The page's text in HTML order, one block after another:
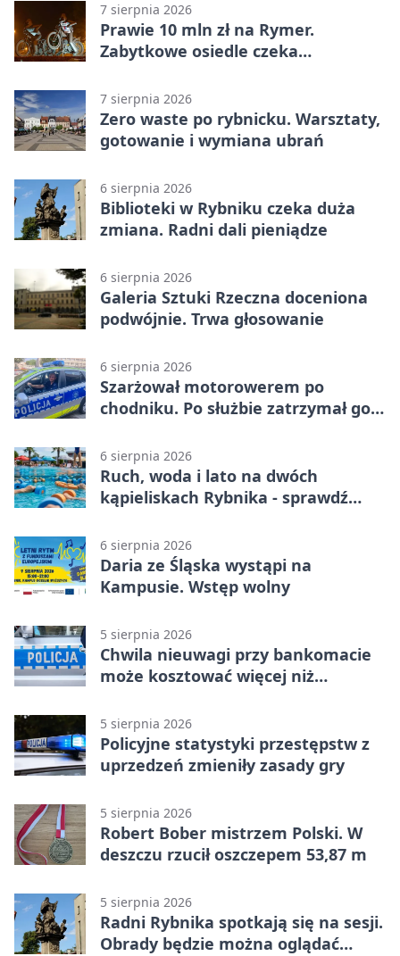
7 sierpnia 2026
Prawie 10 mln zł na Rymer.
Zabytkowe osiedle czeka
7 sierpnia 2026
Zero waste po rybnicku. Warsztaty,
gotowanie i wymiana ubrań
6 sierpnia 2026
Biblioteki w Rybniku czeka duża
zmiana. Radni dali pieniądze
6 sierpnia 2026
Galeria Sztuki Rzeczna doceniona
podwójnie. Trwa głosowanie
6 sierpnia 2026
Szarżował motorowerem po
chodniku. Po służbie zatrzymał go
6 sierpnia 2026
Ruch, woda i lato na dwóch
kąpieliskach Rybnika - sprawdź
6 sierpnia 2026
Daria ze Śląska wystąpi na
Kampusie. Wstęp wolny
5 sierpnia 2026
Chwila nieuwagi przy bankomacie
może kosztować więcej niż
5 sierpnia 2026
Policyjne statystyki przestępstw z
uprzedzeń zmieniły zasady gry
5 sierpnia 2026
Robert Bober mistrzem Polski. W
deszczu rzucił oszczepem 53,87 m
5 sierpnia 2026
Radni Rybnika spotkają się na sesji.
Obrady będzie można oglądać